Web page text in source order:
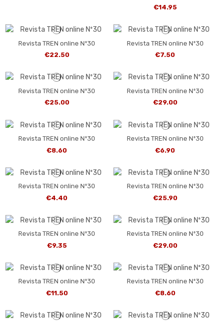
€14.95
Revista TREN online Nº30
€22.50
Revista TREN online Nº30
€7.50
Revista TREN online Nº30
€25.00
Revista TREN online Nº30
€29.00
Revista TREN online Nº30
€8.60
Revista TREN online Nº30
€6.90
Revista TREN online Nº30
€4.40
Revista TREN online Nº30
€25.90
Revista TREN online Nº30
€9.35
Revista TREN online Nº30
€29.00
Revista TREN online Nº30
€11.50
Revista TREN online Nº30
€8.60